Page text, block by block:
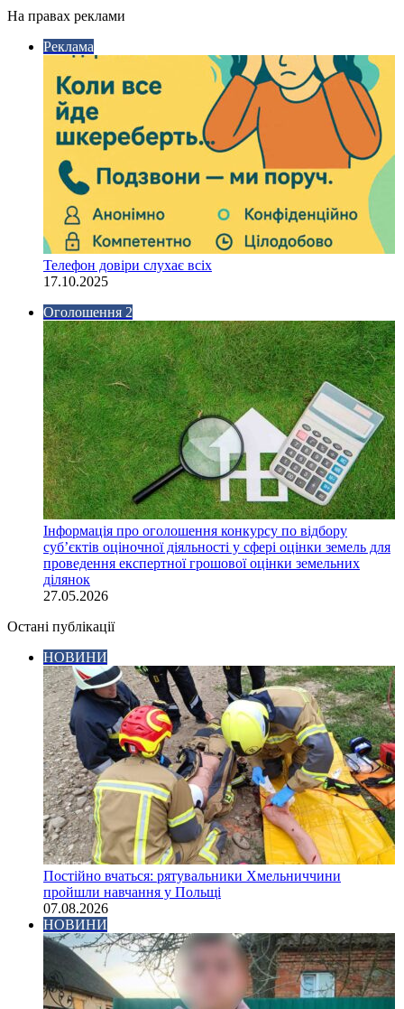
На правах реклами
Реклама
Телефон довіри слухає всіх
17.10.2025
Оголошення 2
Інформація про оголошення конкурсу по відбору
суб’єктів оціночної діяльності у сфері оцінки земель для
проведення експертної грошової оцінки земельних
ділянок
27.05.2026
Остані публікації
НОВИНИ
Постійно вчаться: рятувальники Хмельниччини
пройшли навчання у Польщі
07.08.2026
НОВИНИ